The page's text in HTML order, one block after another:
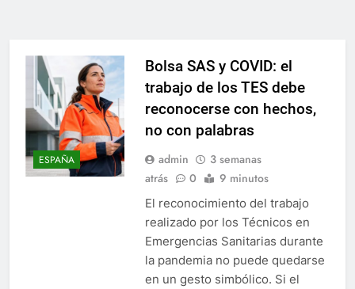
venezolano
ESPAÑA
Bolsa SAS y COVID: el
trabajo de los TES debe
reconocerse con hechos,
no con palabras
admin
3 semanas
atrás
0 9 minutos
El reconocimiento del trabajo
realizado por los Técnicos en
Emergencias Sanitarias durante
la pandemia no puede quedarse
en un gesto simbólico. Si el